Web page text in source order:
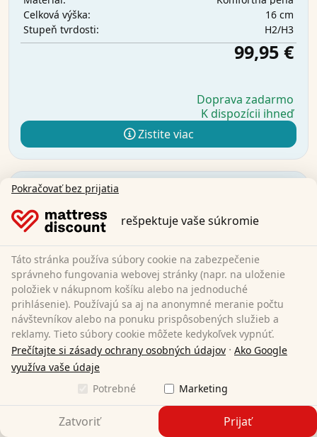
Celková výška:
16 cm
Stupeň tvrdosti:
H2/H3
99,95 €
Doprava zadarmo
K dispozícii ihneď
Zistite viac
Pokračovať bez prijatia
rešpektuje vaše súkromie
Táto stránka používa súbory cookie na zabezpečenie
správneho fungovania webovej stránky (napr. na uloženie
položiek v nákupnom košíku alebo na jednoduché
prihlásenie). Používajú sa aj na anonymné meranie počtu
návštevníkov alebo na ponuku prispôsobených služieb a
reklamy. Tieto súbory cookie môžete kedykoľvek vypnúť.
Prečítajte si zásady ochrany osobných údajov · Ako Google
využíva vaše údaje
Potrebné
Marketing
Zatvoriť Prijať